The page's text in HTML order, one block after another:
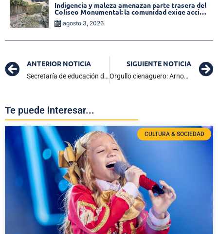
Indigencia y maleza amenazan parte trasera del
Coliseo Monumental: la comunidad exige acción
inmediata!
agosto 3, 2026
ANTERIOR NOTICIA
Secretaría de educación de Ciénaga avanza en el diálogo para el Programa de Alimentación Indígena Propio (PAIP) 2024
SIGUIENTE NOTICIA
Orgullo cienaguero: Arnovis Dalmero aseguró su cupo a los Juegos Olímpicos de París 2024
Te puede interesar...
CULTURA & SOCIEDAD